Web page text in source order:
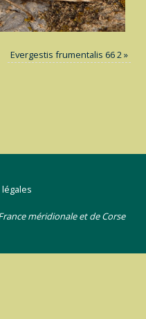
Evergestis frumentalis 66 2»
méridionale et de Corse